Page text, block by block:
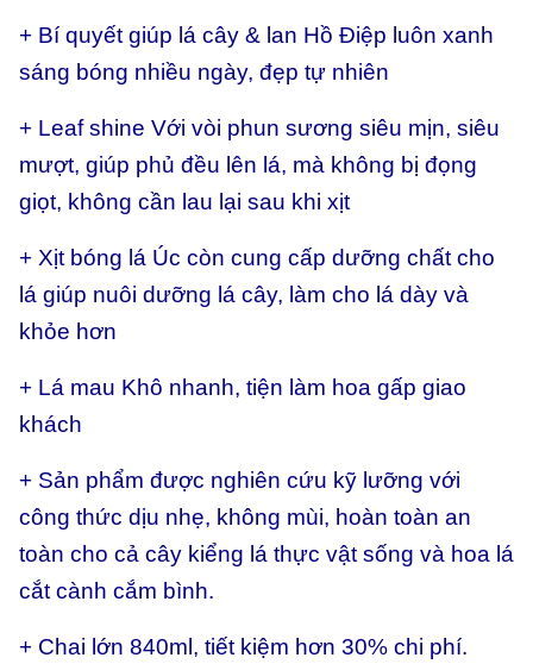
+ Bí quyết giúp lá cây & lan Hồ Điệp luôn xanh
sáng bóng nhiều ngày, đẹp tự nhiên
+ Leaf shine Với vòi phun sương siêu mịn, siêu
mượt, giúp phủ đều lên lá, mà không bị đọng
giọt, không cần lau lại sau khi xịt
+ Xịt bóng lá Úc còn cung cấp dưỡng chất cho
lá giúp nuôi dưỡng lá cây, làm cho lá dày và
khỏe hơn
+ Lá mau Khô nhanh, tiện làm hoa gấp giao
khách
+ Sản phẩm được nghiên cứu kỹ lưỡng với
công thức dịu nhẹ, không mùi, hoàn toàn an
toàn cho cả cây kiểng lá thực vật sống và hoa lá
cắt cành cắm bình.
+ Chai lớn 840ml, tiết kiệm hơn 30% chi phí.